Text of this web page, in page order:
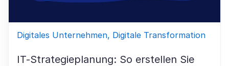
Digitales Unternehmen, Digitale Transformation
IT-Strategieplanung: So erstellen Sie